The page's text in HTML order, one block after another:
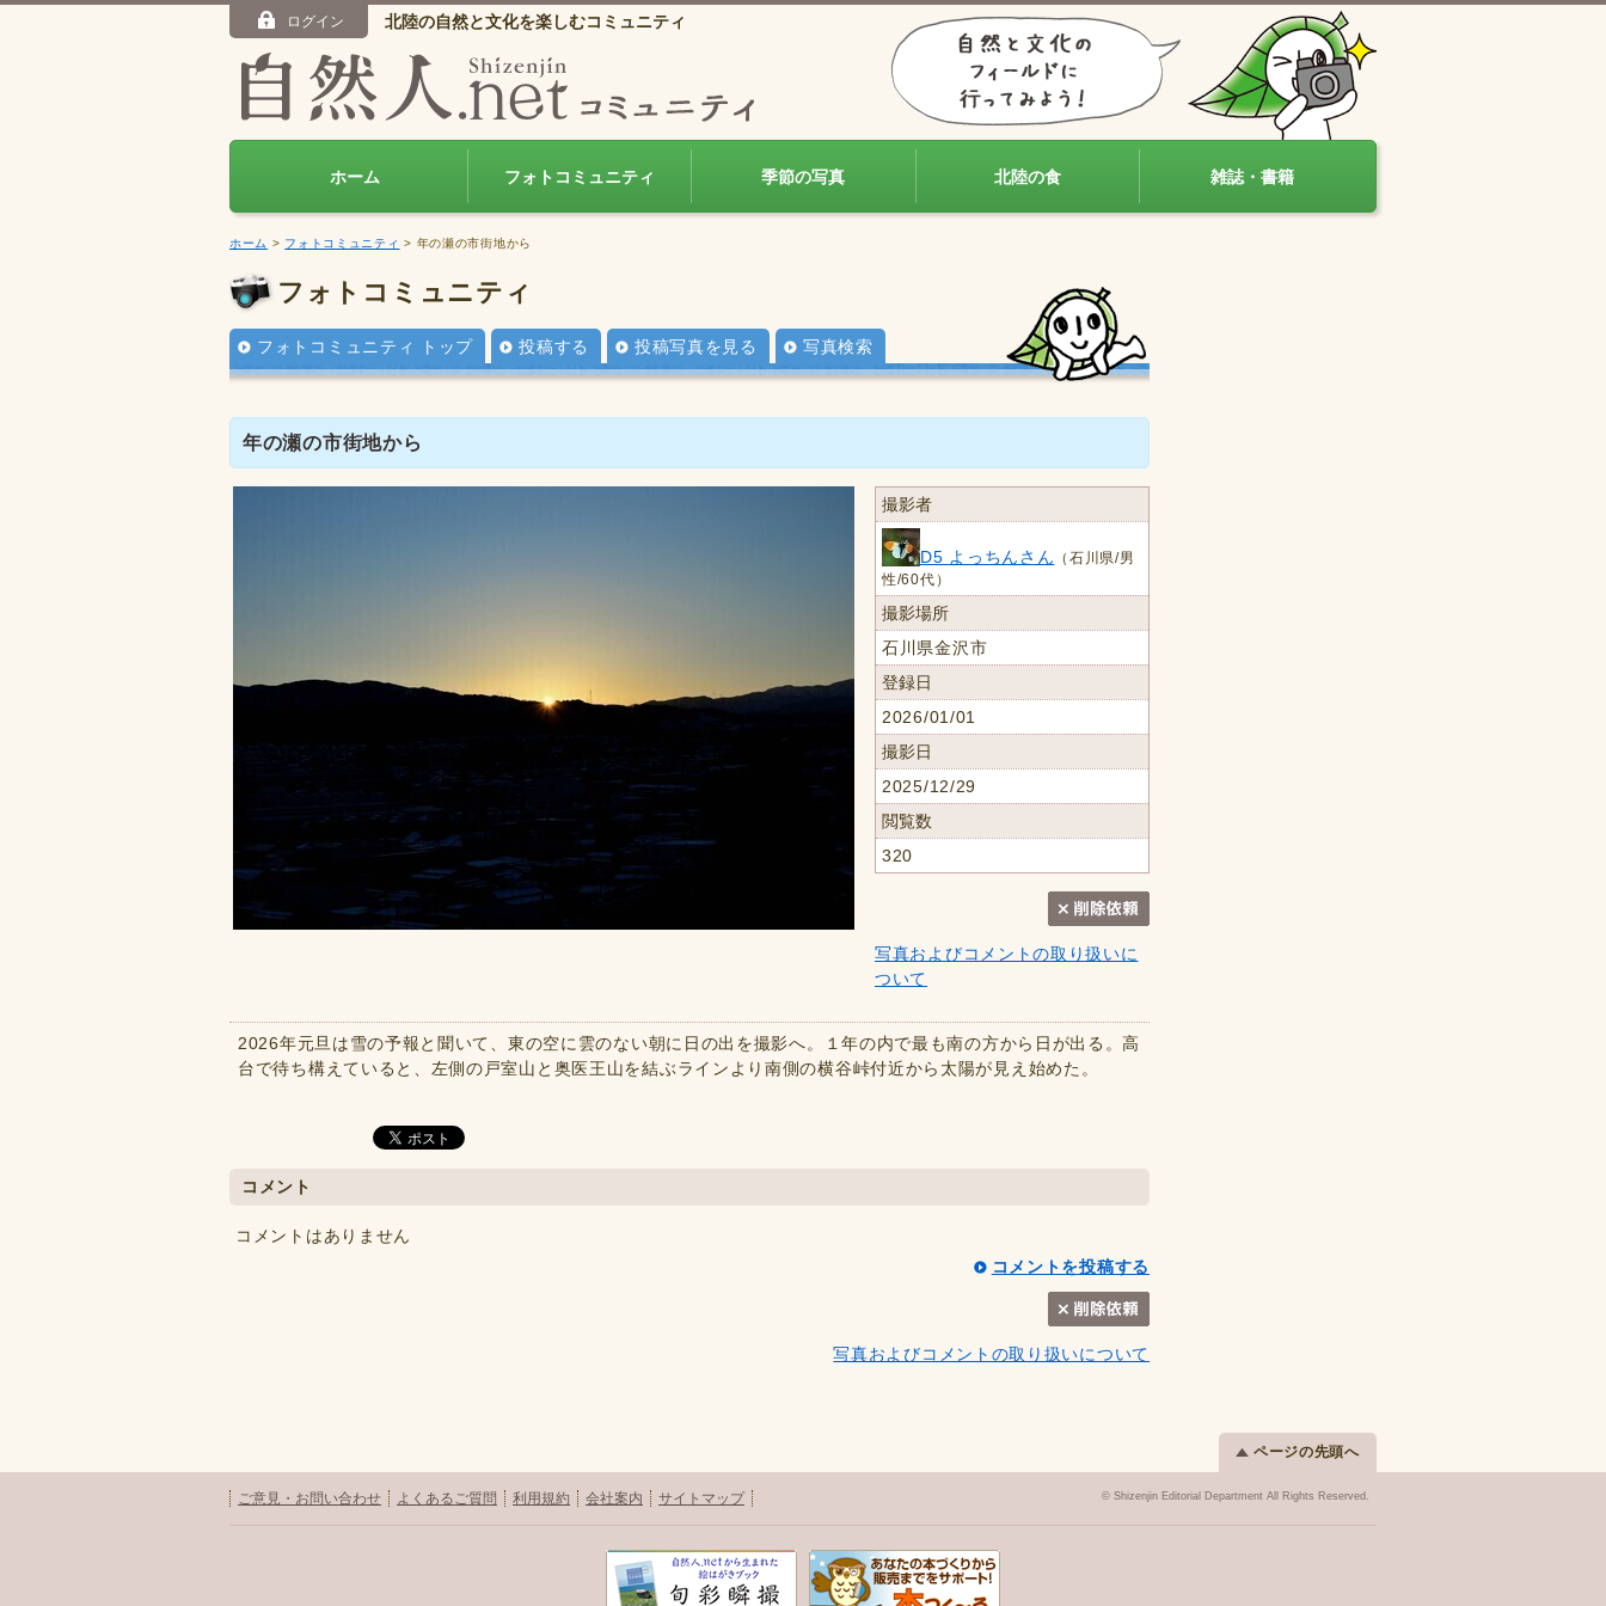
ログイン 北陸の自然と文化を楽しむコミュニティ
ホーム フォトコミュニティ 季節の写真 北陸の食 雑誌・書籍
ホーム > フォトコミュニティ > 年の瀬の市街地から
フォトコミュニティ
フォトコミュニティ トップ 投稿する 投稿写真を見る 写真検索
年の瀬の市街地から
撮影者
D5 よっちんさん （石川県/男
性/60代）
撮影場所
石川県金沢市
登録日
2026/01/01
撮影日
2025/12/29
閲覧数
320
写真およびコメントの取り扱いに
ついて
2026年元旦は雪の予報と聞いて、東の空に雲のない朝に日の出を撮影へ。１年の内で最も南の方から日が出る。高
台で待ち構えていると、左側の戸室山と奥医王山を結ぶラインより南側の横谷峠付近から太陽が見え始めた。
コメント
コメントはありません
コメントを投稿する
写真およびコメントの取り扱いについて
ページの先頭へ
ご意見・お問い合わせ よくあるご質問 利用規約 会社案内 サイトマップ © Shizenjin Editorial Department All Rights Reserved.